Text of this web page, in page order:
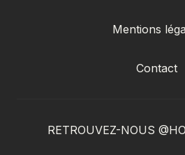
Mentions
Contact
RETROUVEZ-NOUS